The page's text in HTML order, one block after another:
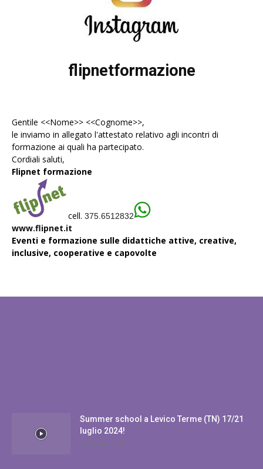
flipnetformazione
Gentile <<Nome>> <<Cognome>>,
le inviamo in allegato l'attestato relativo agli incontri di
formazione ai quali ha partecipato.
Cordiali saluti,
Flipnet formazione
cell. 375.6512832
www.flipnet.it
Eventi e formazione sulle didattiche attive, creative,
inclusive, cooperative e capovolte
Summer school a Levico Terme (TN) 17/21
luglio 2024!
14 Aprile 2024